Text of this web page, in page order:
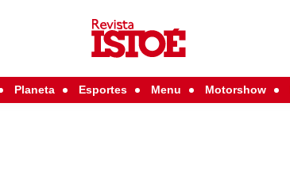
Planeta Esportes Menu Motorshow